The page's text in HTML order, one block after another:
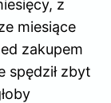
z
miesiące
zakupem
spędził zbyt